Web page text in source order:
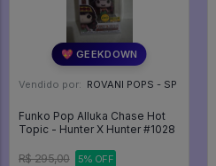
💖 GEEKDOWN
Vendido por: ROVANI POPS - SP
Funko Pop Alluka Chase Hot
Topic - Hunter X Hunter #1028
R$ 295,00 5% OFF